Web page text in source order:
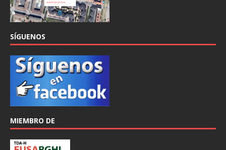
SÍGUENOS
MIEMBRO DE